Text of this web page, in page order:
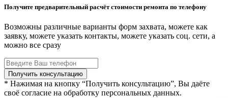
Получите предварительный расчёт стоимости ремонта по телефону
Возможны различные варианты форм захвата, можете как
заявку, можете указать контакты, можете указать соц. сети, а
можно все сразу
* Нажимая на кнопку “Получить консультацию”, Вы даёте
своё согласие на обработку персональных данных.